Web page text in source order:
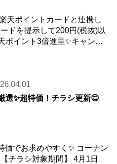
天ポイントカードと連携し
ドを提示して200円(税抜)以
ポイント3倍進呈✨キャンペ
選✨超特価！チラシ更新😊
価でお求めやすく✨ コーナン